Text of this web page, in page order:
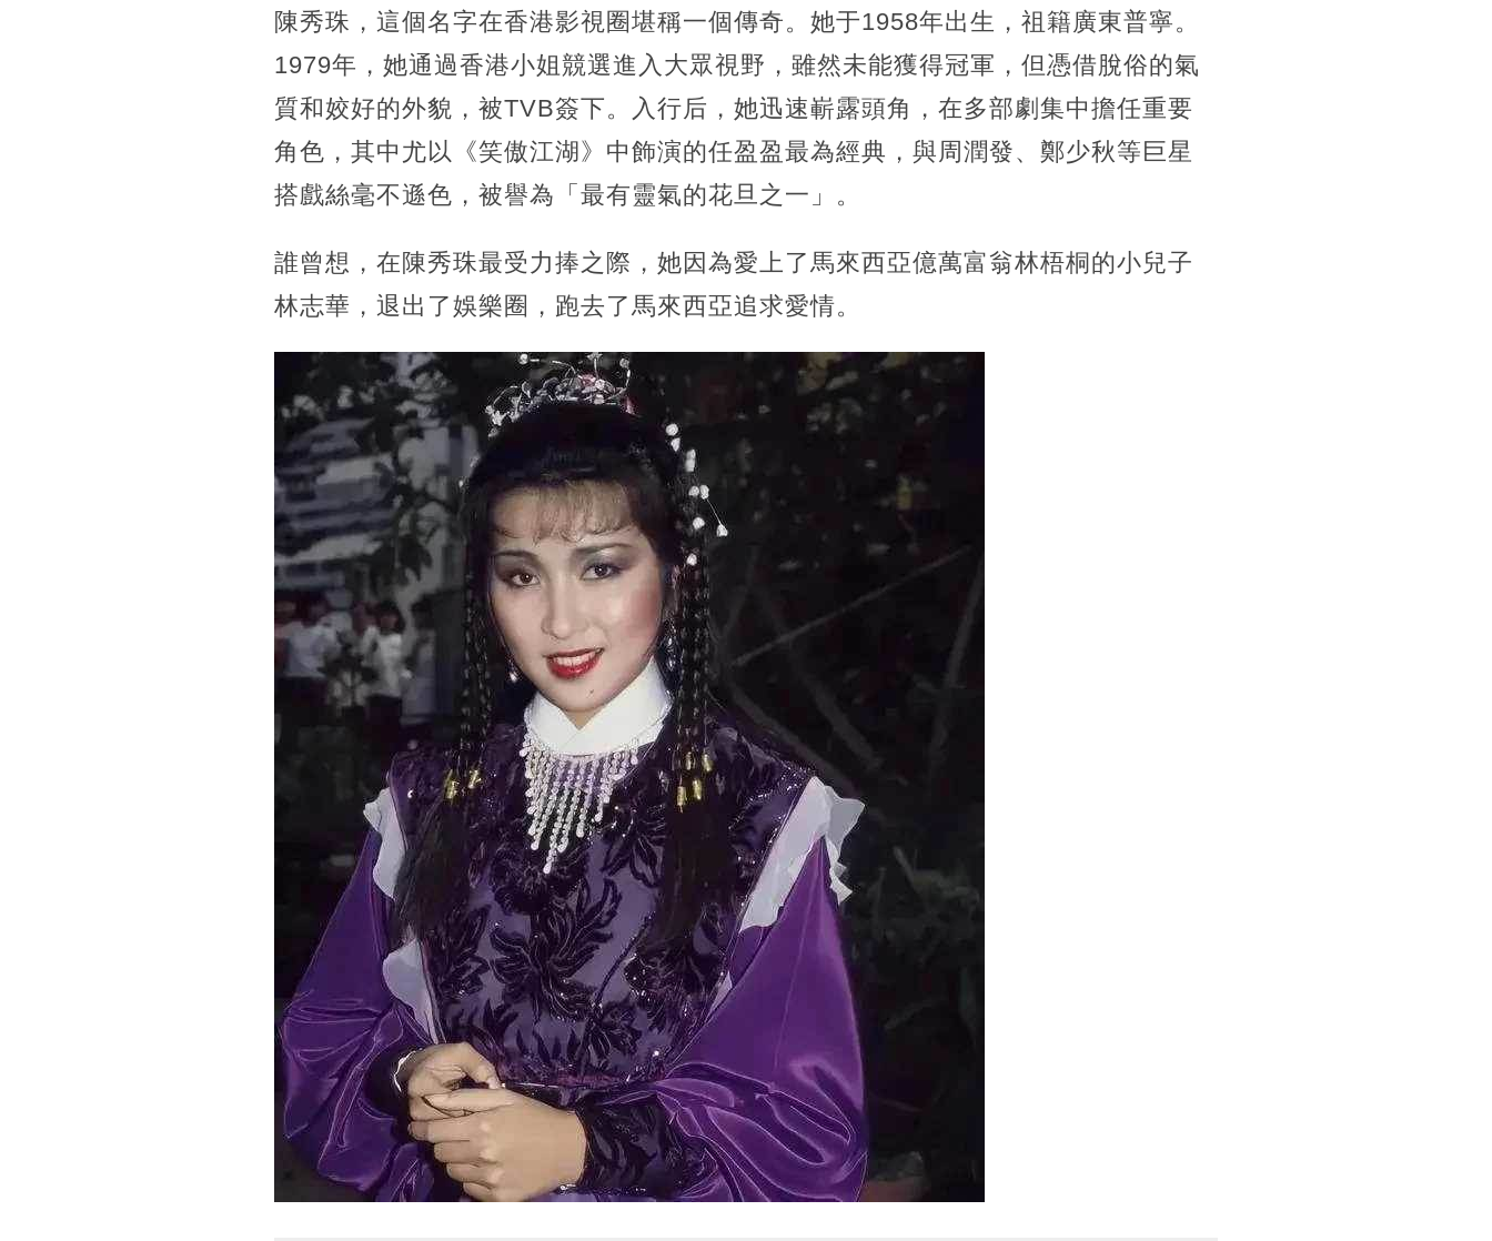
陳秀珠，這個名字在香港影視圈堪稱一個傳奇。她于1958年出生，祖籍廣東普寧。
1979年，她通過香港小姐競選進入大眾視野，雖然未能獲得冠軍，但憑借脫俗的氣
質和姣好的外貌，被TVB簽下。入行后，她迅速嶄露頭角，在多部劇集中擔任重要
角色，其中尤以《笑傲江湖》中飾演的任盈盈最為經典，與周潤發、鄭少秋等巨星
搭戲絲毫不遜色，被譽為「最有靈氣的花旦之一」。
誰曾想，在陳秀珠最受力捧之際，她因為愛上了馬來西亞億萬富翁林梧桐的小兒子
林志華，退出了娛樂圈，跑去了馬來西亞追求愛情。